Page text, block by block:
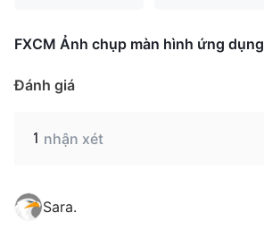
FXCM Ảnh chụp màn hình ứng dụng
Đánh giá
1 nhận xét
Sara.